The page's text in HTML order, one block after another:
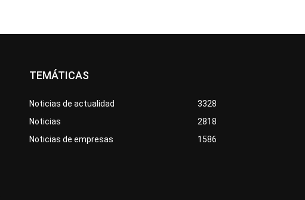
TEMÁTICAS
Noticias de actualidad
3328
Noticias
2818
Noticias de empresas
1586